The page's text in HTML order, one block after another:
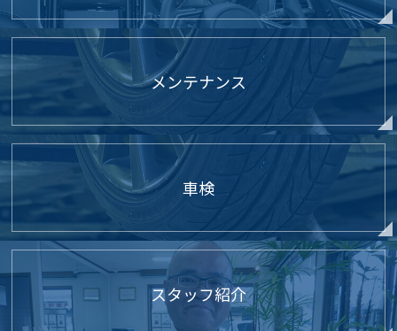
メンテナンス
車検
スタッフ紹介